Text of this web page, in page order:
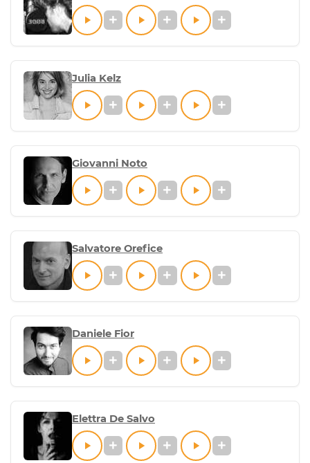
Julia Kelz
Giovanni Noto
Salvatore Orefice
Daniele Fior
Elettra De Salvo